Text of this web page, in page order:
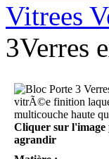
Vitrees
3Verres
Cliquer sur l'image
agrandir